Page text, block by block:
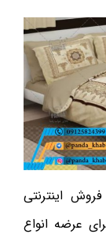
اینترنتی
عرضه انواع